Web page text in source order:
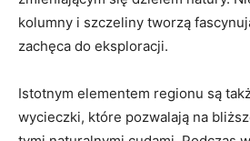
kolumny i szczeliny tworzą
zachęca do eksploracji.
Istotnym elementem regionu są
wycieczki, które pozwalają na